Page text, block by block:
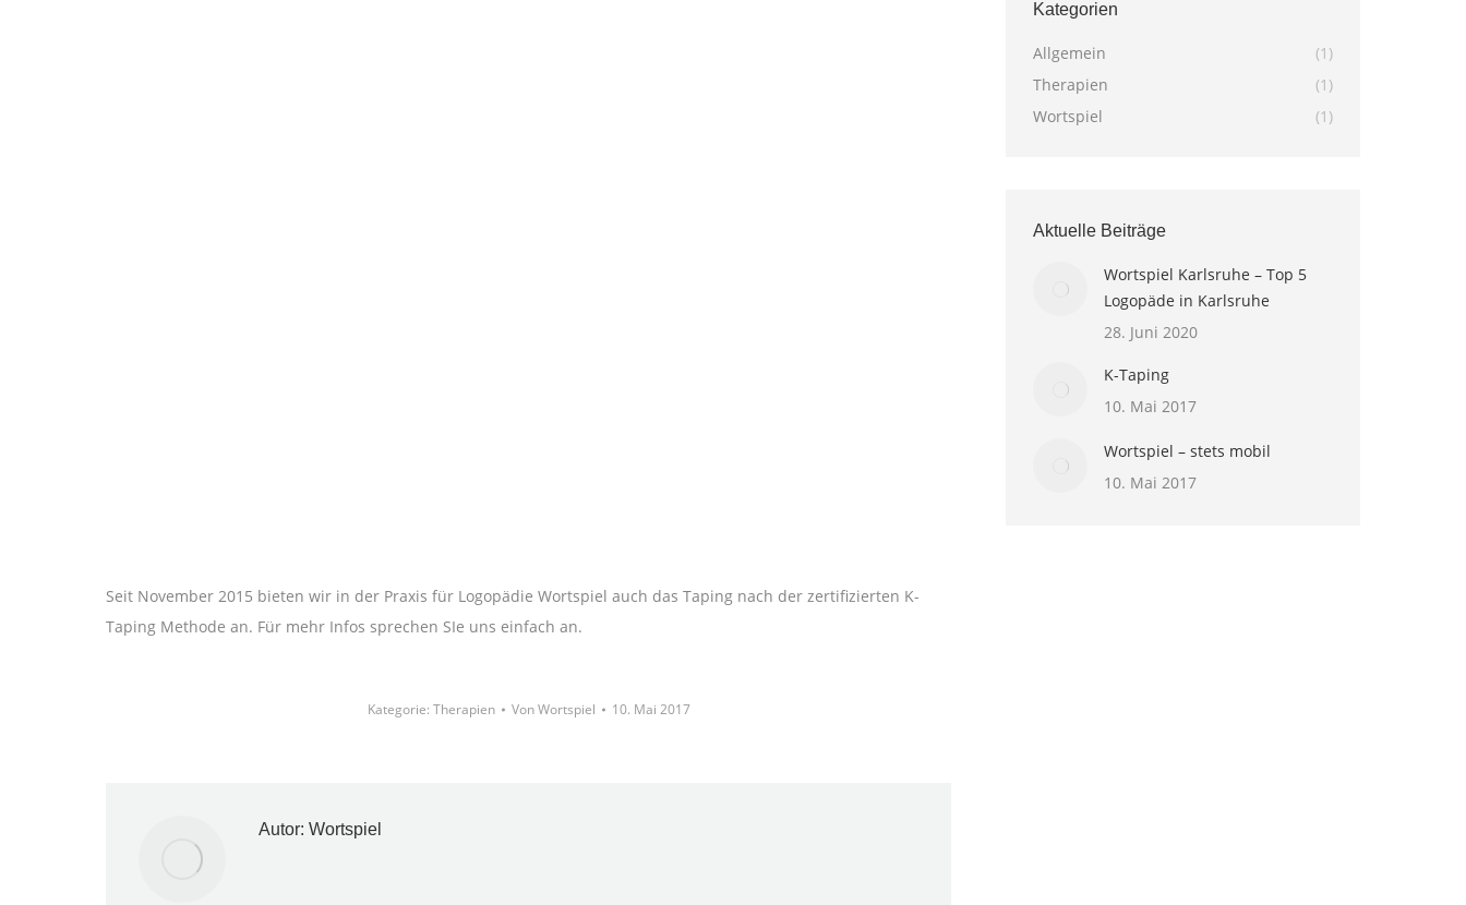
Seit November 2015 bieten wir in der Praxis für Logopädie Wortspiel auch das Taping nach der zertifizierten K-
Taping Methode an. Für mehr Infos sprechen SIe uns einfach an.
Kategorie: Therapien VonWortspiel 10. Mai 2017
Autor: Wortspiel
Kategorien
Allgemein
(1)
Therapien
(1)
Wortspiel
(1)
Aktuelle Beiträge
Wortspiel Karlsruhe – Top 5
Logopäde in Karlsruhe
28. Juni 2020
K-Taping
10. Mai 2017
Wortspiel – stets mobil
10. Mai 2017